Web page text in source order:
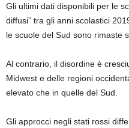
Gli ultimi dati disponibili per le
diffusi” tra gli anni scolastici
le scuole del Sud sono rimaste
Al contrario, il disordine è
Midwest e delle regioni
elevato che in quelle del Sud.
Gli approcci negli stati rossi